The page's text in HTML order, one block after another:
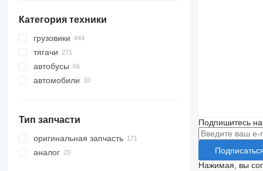
Категория техники
грузовики
тягачи
автобусы
автомобили
Тип запчасти
оригинальная запчасть
аналог
Подпишитесь
Нажимая, вы